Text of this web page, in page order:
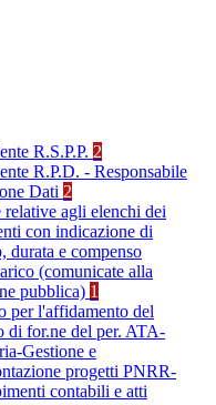
R.S.P.P. 2
R.P.D. - Responsabile
Dati 2
relative agli elenchi dei
con indicazione di
durata e compenso
(comunicate alla
pubblica) 1
per l'affidamento del
di for.ne del per. ATA-
Gestione e
progetti PNRR-
contabili e atti